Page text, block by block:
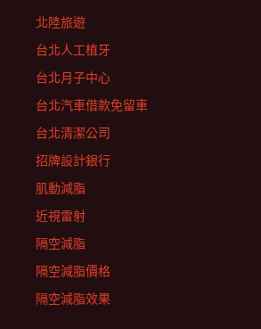
北陸旅遊
台北人工植牙
台北月子中心
台北汽車借款免留車
台北清潔公司
招牌設計銀行
肌動減脂
近視雷射
隔空減脂
隔空減脂價格
隔空減脂效果